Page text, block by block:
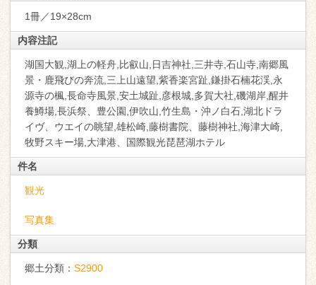
1冊／19×28cm
内容注記
湖国大観,湖上の軽舟,比叡山,日吉神社,三井寺,石山寺,南郷風
景・鹿飛びの奔流,三上山遠望,紫香楽宮趾,鎌掛石楠花渓,永
源寺の楓,長命寺風景,安土城趾,彦根城,多賀大社,磯湖岸,醒井
養鱒場,長浜祭、豊公園,伊吹山,竹生島・沖ノ白石,湖北ドラ
イヴ、ウエイの眺望,雄松崎,藤樹書院、藤樹神社,海津大崎,
牧野スキー場,大津港、国際観光琵琶湖ホテル
件名
観光
写真集
分類
郷土分類： S2900